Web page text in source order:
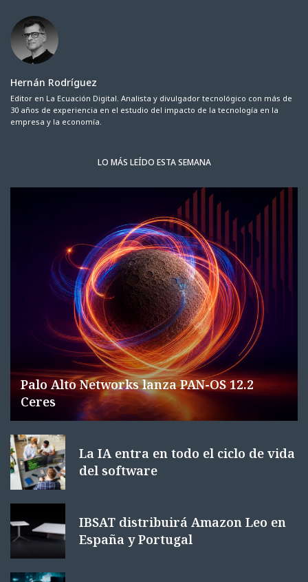
Hernán Rodríguez
Editor en La Ecuación Digital. Analista y divulgador tecnológico con más de
30 años de experiencia en el estudio del impacto de la tecnología en la
empresa y la economía.
LO MÁS LEÍDO ESTA SEMANA
Palo Alto Networks lanza PAN-OS 12.2
Ceres
La IA entra en todo el ciclo de vida
del software
IBSAT distribuirá Amazon Leo en
España y Portugal